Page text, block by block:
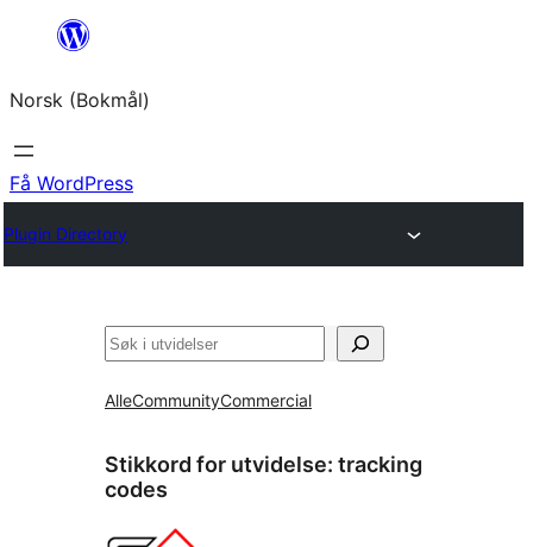
Hopp
innhold
Norsk (Bokmål)
Få WordPress
Plugin Directory
Søk
AlleCommunityCommercial
Stikkord for utvidelse: tracking
codes